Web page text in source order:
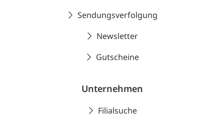
Sendungsverfolgung
Newsletter
Gutscheine
Unternehmen
Filialsuche